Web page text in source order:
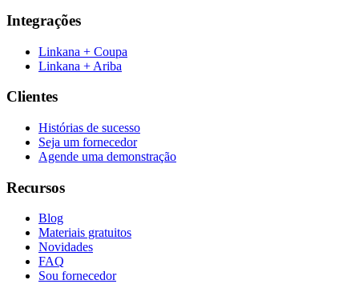
Integrações
Linkana + Coupa
Linkana + Ariba
Clientes
Histórias de sucesso
Seja um fornecedor
Agende uma demonstração
Recursos
Blog
Materiais gratuitos
Novidades
FAQ
Sou fornecedor